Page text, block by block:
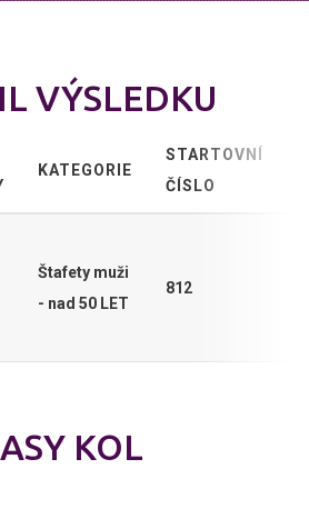
VÝSLEDKU
KATEGORIE
STARTOVNÍ
ČÍSLO
Štafety muži
- nad 50 LET
812
KOL